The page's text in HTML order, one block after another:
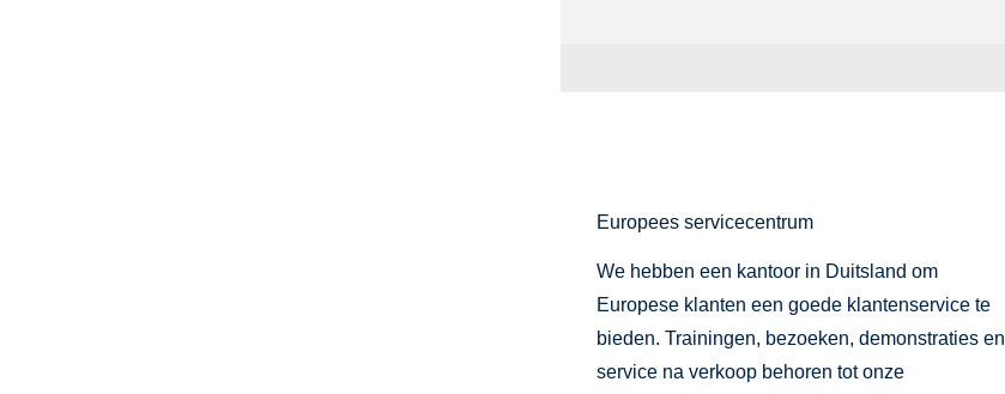
Europees servicecentrum
We hebben een kantoor in Duitsland om
Europese klanten een goede klantenservice te
bieden. Trainingen, bezoeken, demonstraties en
service na verkoop behoren tot onze